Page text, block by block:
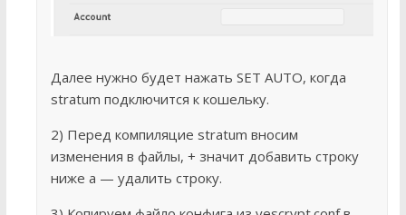
Далее нужно будет нажать SET AUTO, когда
stratum подключится к кошельку.
2) Перед компиляцие stratum вносим
изменения в файлы, + значит добавить строку
ниже а — удалить строку.